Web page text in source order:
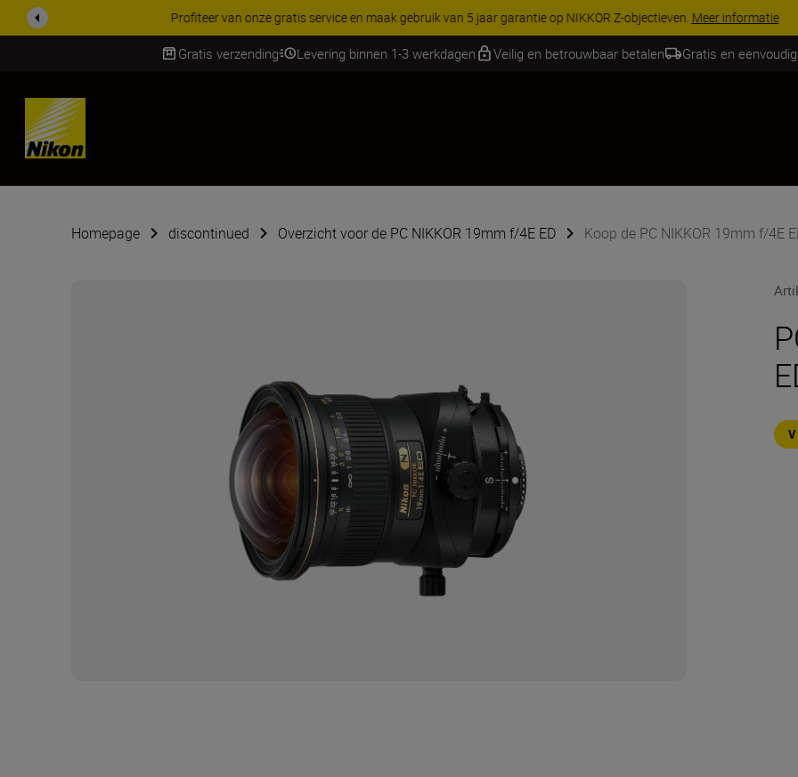
KORTING OP ACCESSOIRES | Bespaar 15% op geselecteerde accessoires, maak je kit vandaag
Gratis verzending Levering binnen 1-3 werkdagen Veilig en betrouwbaar betalen Gratis en
Skip
Homepage discontinued Overzicht voor de PC NIKKOR 19mm f/4E ED Koop de PC NIKKOR 19mm f/4E